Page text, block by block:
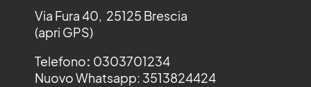
Via Fura 40, 25125 Brescia
(apri GPS)
Telefono: 0303701234
Nuovo Whatsapp: 3513824424